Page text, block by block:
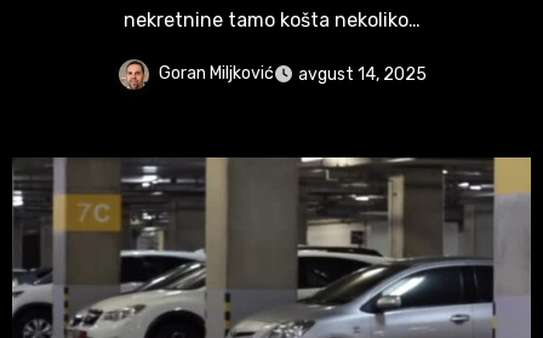
nekretnine tamo košta nekoliko…
Goran Miljković avgust 14, 2025